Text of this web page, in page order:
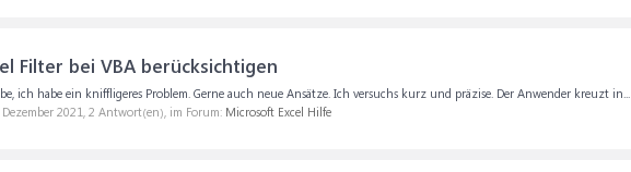
Filter bei VBA berücksichtigen
ich habe ein kniffligeres Problem. Gerne auch neue Ansätze. Ich versuchs kurz und präzise. Der Anwender kreuzt in...
Dezember 2021, 2 Antwort(en), im Forum: Microsoft Excel Hilfe